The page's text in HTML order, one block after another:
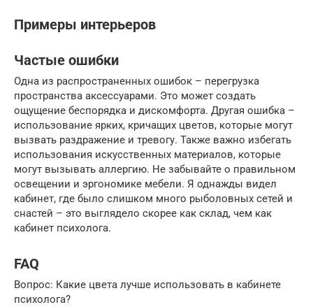
Примеры интерьеров
Частые ошибки
Одна из распространенных ошибок – перегрузка
пространства аксессуарами. Это может создать
ощущение беспорядка и дискомфорта. Другая ошибка –
использование ярких, кричащих цветов, которые могут
вызвать раздражение и тревогу. Также важно избегать
использования искусственных материалов, которые
могут вызывать аллергию. Не забывайте о правильном
освещении и эргономике мебели. Я однажды видел
кабинет, где было слишком много рыболовных сетей и
снастей – это выглядело скорее как склад, чем как
кабинет психолога.
FAQ
Вопрос: Какие цвета лучше использовать в кабинете
психолога?